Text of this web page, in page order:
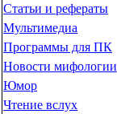
Статьи и рефераты
Мультимедиа
Программы для ПК
Новости мифологии
Юмор
Чтение вслух